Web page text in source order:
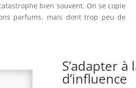
bien souvent. On se copie
parfums, mais dont trop peu de
S’adapter
d’influence